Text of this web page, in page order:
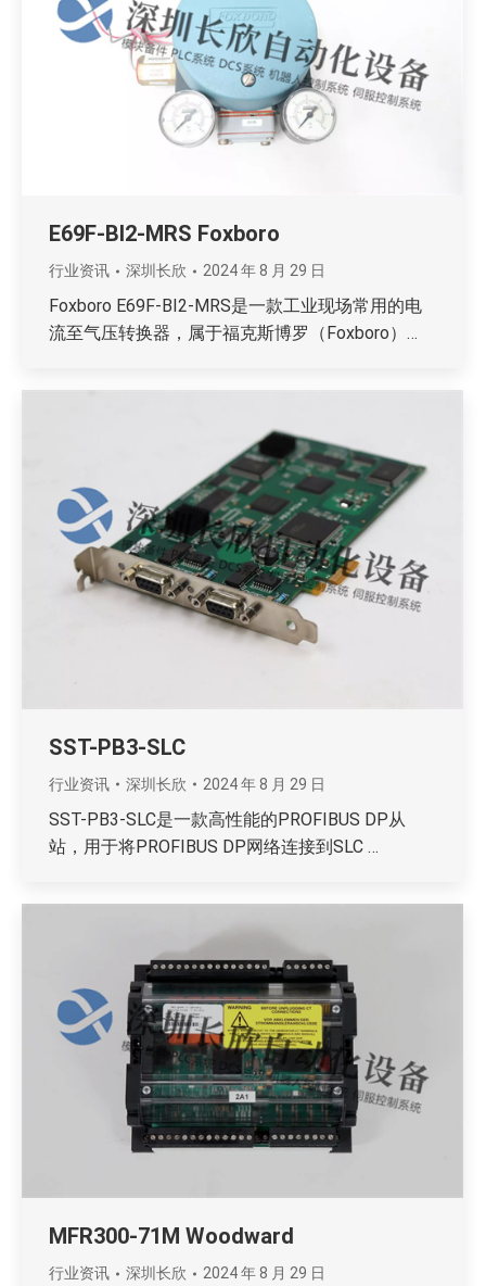
E69F-BI2-MRS Foxboro
行业资讯 深圳长欣 2024 年 8 月 29 日
Foxboro E69F-BI2-MRS是一款工业现场常用的电
流至气压转换器，属于福克斯博罗（Foxboro）…
SST-PB3-SLC
行业资讯 深圳长欣 2024 年 8 月 29 日
SST-PB3-SLC是一款高性能的PROFIBUS DP从
站，用于将PROFIBUS DP网络连接到SLC …
MFR300-71M Woodward
行业资讯 深圳长欣 2024 年 8 月 29 日